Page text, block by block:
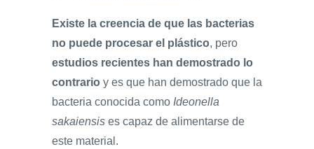
Existe la creencia de que las bacterias
no puede procesar el plástico, pero
estudios recientes han demostrado lo
contrario y es que han demostrado que la
bacteria conocida como Ideonella
sakaiensis es capaz de alimentarse de
este material.